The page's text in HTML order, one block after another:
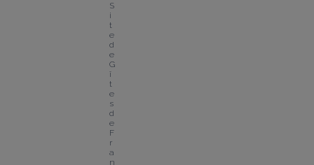
S
i
t
e
d
e
G
î
t
e
s
d
e
F
r
a
n